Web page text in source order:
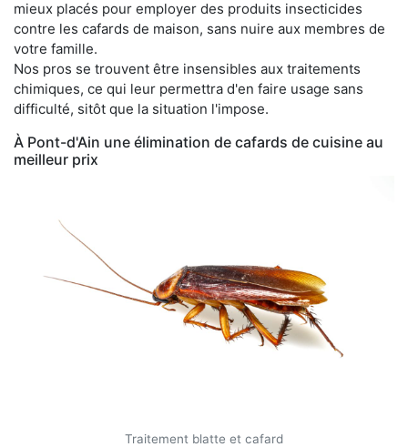
mieux placés pour employer des produits insecticides
contre les cafards de maison, sans nuire aux membres de
votre famille.
Nos pros se trouvent être insensibles aux traitements
chimiques, ce qui leur permettra d'en faire usage sans
difficulté, sitôt que la situation l'impose.
À Pont-d'Ain une élimination de cafards de cuisine au
meilleur prix
Traitement blatte et cafard